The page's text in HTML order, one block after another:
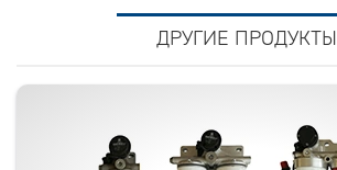
ДРУГИЕ ПРОДУКТЫ